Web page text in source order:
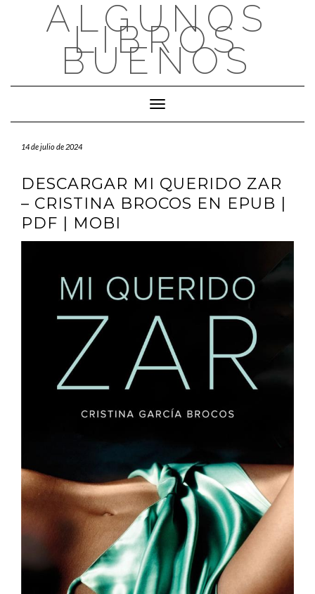
ALGUNOS
LIBROS
BUENOS
Cambiar modo de navegación
14 de julio de 2024
DESCARGAR MI QUERIDO ZAR
– CRISTINA BROCOS EN EPUB |
PDF | MOBI